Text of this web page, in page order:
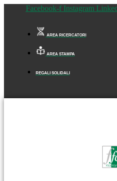
Facebook-f Instagram
AREA RICERCATORI
AREA STAMPA
REGALI SOLIDALI